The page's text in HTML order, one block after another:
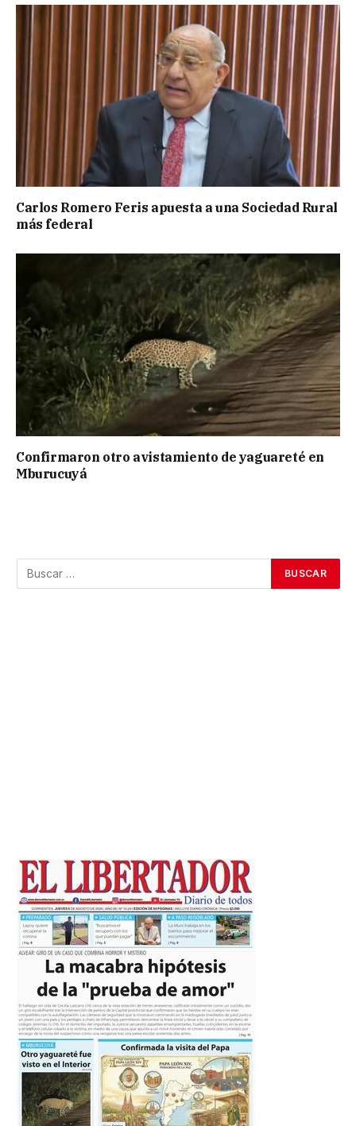
Carlos Romero Feris apuesta a una Sociedad Rural
más federal
Confirmaron otro avistamiento de yaguareté en
Mburucuyá